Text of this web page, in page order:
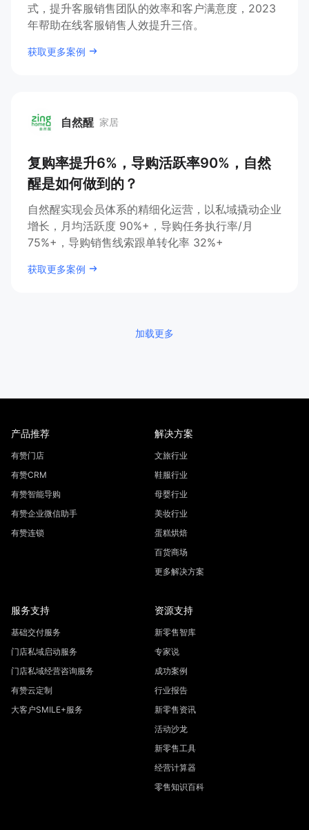
式，提升客服销售团队的效率和客户满意度，2023
年帮助在线客服销售人效提升三倍。
获取更多案例
自然醒 家居
自然醒
复购率提升6%，导购活跃率90%，自然
醒是如何做到的？
自然醒实现会员体系的精细化运营，以私域撬动企业
增长，月均活跃度 90%+，导购任务执行率/月
75%+，导购销售线索跟单转化率 32%+
获取更多案例
加载更多
产品推荐
有赞门店
有赞CRM
有赞智能导购
有赞企业微信助手
有赞连锁
解决方案
文旅行业
鞋服行业
母婴行业
美妆行业
蛋糕烘焙
百货商场
更多解决方案
服务支持
基础交付服务
门店私域启动服务
门店私域经营咨询服务
有赞云定制
大客户SMILE+服务
资源支持
新零售智库
专家说
成功案例
行业报告
新零售资讯
活动沙龙
新零售工具
经营计算器
零售知识百科